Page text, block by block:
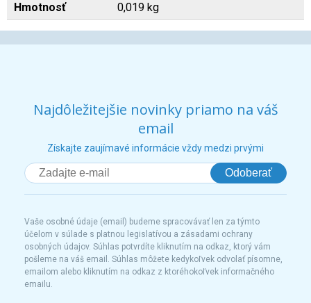
Hmotnosť 0,019 kg
Najdôležitejšie novinky priamo na váš
email
Získajte zaujímavé informácie vždy medzi prvými
Odoberať
Vaše osobné údaje (email) budeme spracovávať len za týmto
účelom v súlade s platnou legislatívou a zásadami ochrany
osobných údajov. Súhlas potvrdíte kliknutím na odkaz, ktorý vám
pošleme na váš email. Súhlas môžete kedykoľvek odvolať písomne,
emailom alebo kliknutím na odkaz z ktoréhokoľvek informačného
emailu.